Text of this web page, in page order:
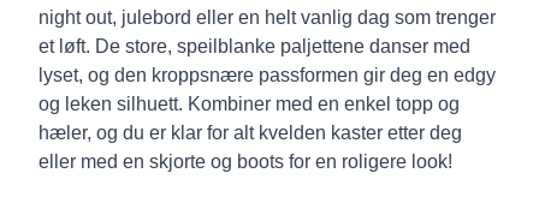
night out, julebord eller en helt vanlig dag som trenger
et løft. De store, speilblanke paljettene danser med
lyset, og den kroppsnære passformen gir deg en edgy
og leken silhuett. Kombiner med en enkel topp og
hæler, og du er klar for alt kvelden kaster etter deg
eller med en skjorte og boots for en roligere look!